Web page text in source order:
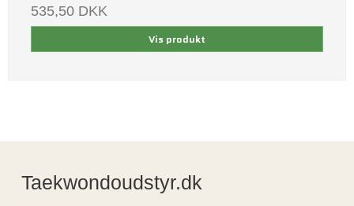
535,50 DKK
Vis produkt
Taekwondoudstyr.dk